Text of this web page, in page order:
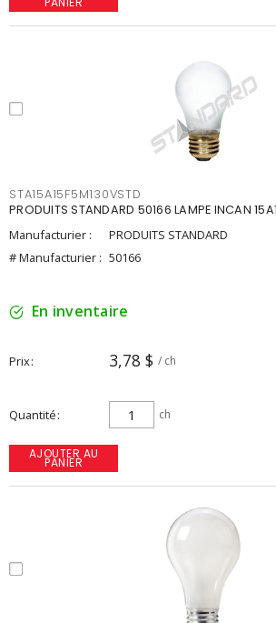
STA15A15F5M130VSTD
PRODUITS STANDARD 50166 LAMPE INCAN
Manufacturier :
PRODUITS STANDARD
# Manufacturier : 50166
En inventaire
Prix 3,78 $ / ch
Quantité ch
AJOUTER AU
PANIER